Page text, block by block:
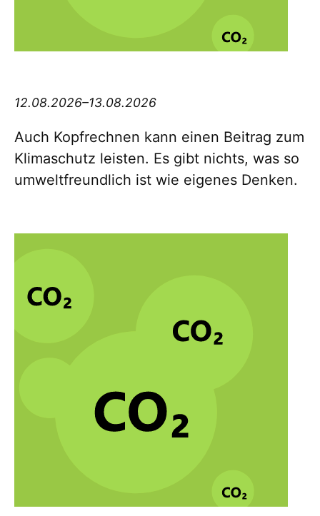
12.08.2026–13.08.2026
Auch Kopfrechnen kann einen Beitrag zum
Klimaschutz leisten. Es gibt nichts, was so
umweltfreundlich ist wie eigenes Denken.